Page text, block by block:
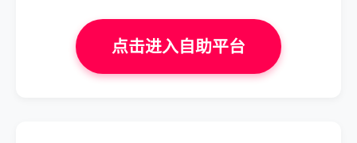
点击进入自助平台